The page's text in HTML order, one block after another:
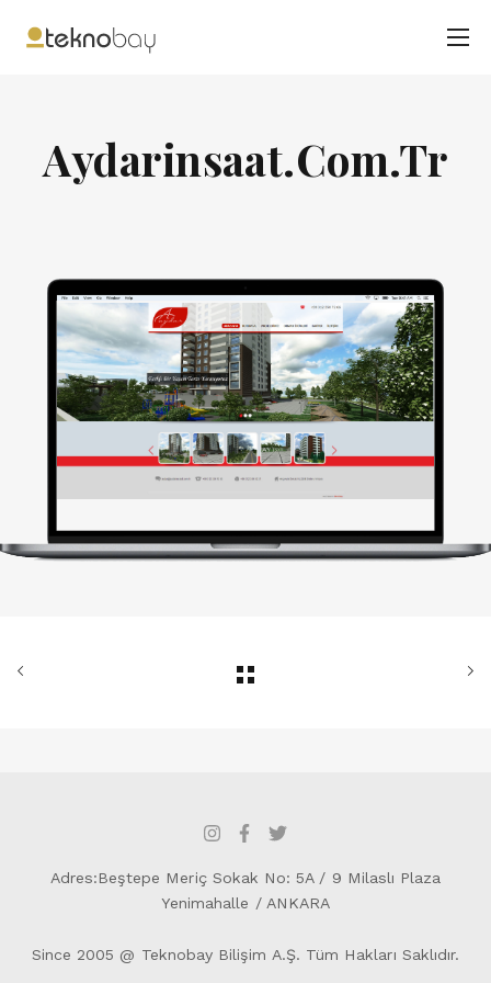
Aydarinsaat.Com.Tr
Adres:Beştepe Meriç Sokak No: 5A / 9 Milaslı Plaza
Yenimahalle / ANKARA
Since 2005 @ Teknobay Bilişim A.Ş. Tüm Hakları Saklıdır.